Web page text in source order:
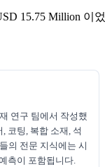
15.75 Million 이
연구 팀에서 작성했
코팅, 복합 소재, 석
의 전문 지식에는 시
측이 포함됩니다.